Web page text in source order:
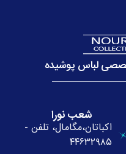
لباس پوشیده
شعب نورا
اکباتان،مگامال، تلفن -
۴۴۶۳۲۹۸۵